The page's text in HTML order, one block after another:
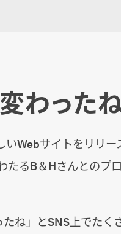
わったね
いWebサイトをリリ
たるB＆Hさんとのプ
ね」とSNS上でたく